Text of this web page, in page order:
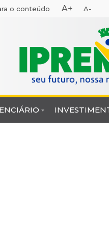
o conteúdo A+ A-